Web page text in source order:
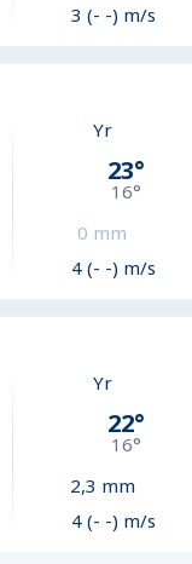
3 (- -) m/s
Yr
23°
16°
0 mm
4 (- -) m/s
Yr
22°
16°
2,3 mm
4 (- -) m/s